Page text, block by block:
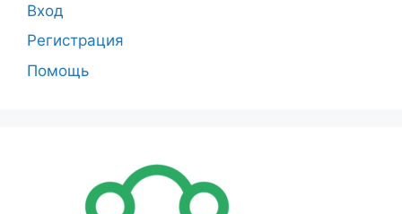
Вход
Регистрация
Помощь